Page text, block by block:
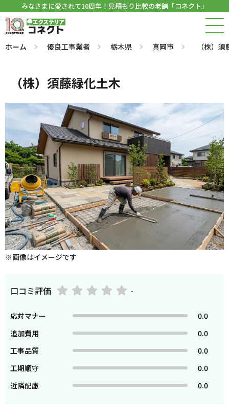
みなさまに愛されて10周年！見積もり比較の老舗「コネクト」
ホーム 優良工事業者 栃木県 真岡市 （株）
（株）須藤緑化土木
※画像はイメージです
口コミ評価 -
応対マナー
0.0
追加費用
0.0
工事品質
0.0
工期順守
0.0
近隣配慮
0.0